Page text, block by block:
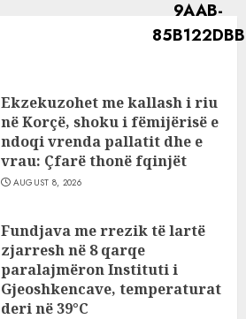
Ekzekuzohet me kallash i riu
në Korçë, shoku i fëmijërisë e
ndoqi vrenda pallatit dhe e
vrau: Çfarë thonë fqinjët
AUGUST 8, 2026
Fundjava me rrezik të lartë
zjarresh në 8 qarqe
paralajmëron Instituti i
Gjeoshkencave, temperaturat
deri në 39°C